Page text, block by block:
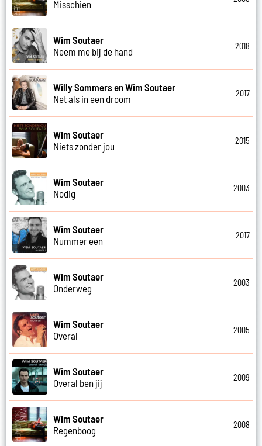
Misschien
Wim Soutaer
Neem me bij de hand
2018
Willy Sommers en Wim Soutaer
Net als in een droom
2017
Wim Soutaer
Niets zonder jou
2015
Wim Soutaer
Nodig
2003
Wim Soutaer
Nummer een
2017
Wim Soutaer
Onderweg
2003
Wim Soutaer
Overal
2005
Wim Soutaer
Overal ben jij
2009
Wim Soutaer
Regenboog
2008